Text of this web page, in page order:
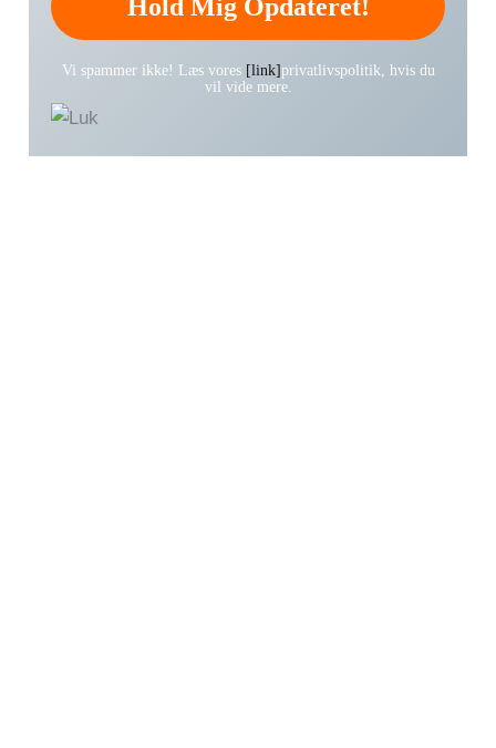
Vi spammer ikke! Læs vores [link] privatlivspolitik, hvis du
vil vide mere.